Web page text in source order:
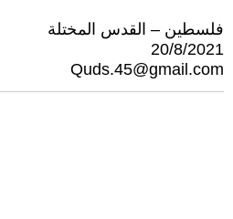
فلسطين – القدس المختلة
20/8/2021
Quds.45@gmail.com